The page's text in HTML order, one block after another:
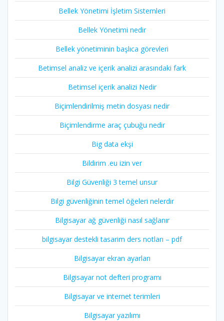
Bellek Yönetimi İşletim Sistemleri
Bellek Yönetimi nedir
Bellek yönetiminin başlıca görevleri
Betimsel analiz ve içerik analizi arasındaki fark
Betimsel içerik analizi Nedir
Biçimlendirilmiş metin dosyası nedir
Biçimlendirme araç çubuğu nedir
Big data ekşi
Bildirim .eu izin ver
Bilgi Güvenliği 3 temel unsur
Bilgi güvenliğinin temel öğeleri nelerdir
Bilgisayar ağ güvenliği nasıl sağlanır
bilgisayar destekli tasarim ders notları – pdf
Bilgisayar ekran ayarları
Bilgisayar not defteri programı
Bilgisayar ve internet terimleri
Bilgisayar yazılımı